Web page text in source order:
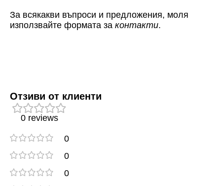
За всякакви въпроси и предложения, моля
използвайте формата за контакти.
Отзиви от клиенти
0 reviews
0
0
0